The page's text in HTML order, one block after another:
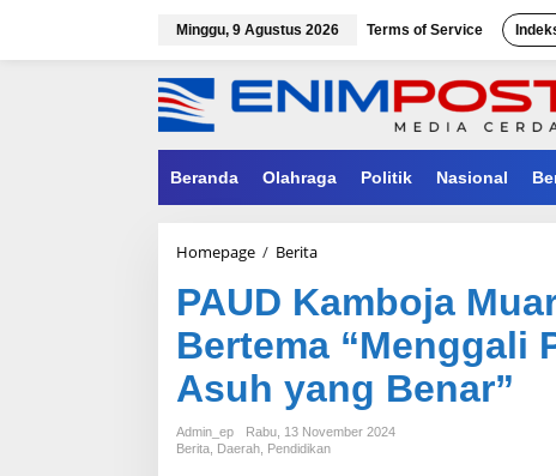
Minggu, 9 Agustus 2026 Terms of Service
Beranda Olahraga Politik Nasional
Homepage / BeritaPAUD
Muara
Enim
Gelar
Parenting
Bertema
"Menggali
Potensi
Anak
PAUD Kamboja
Bertema “Menggali
Asuh yang Benar”
Admin_ep
Rabu, 13 November 2024
Berita Daerah Pendidikan